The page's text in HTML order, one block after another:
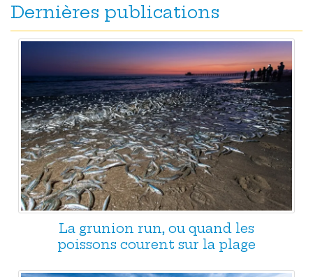
Dernières publications
La grunion run, ou quand les
poissons courent sur la plage